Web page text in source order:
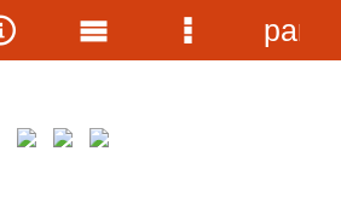
Menu Menu
panel